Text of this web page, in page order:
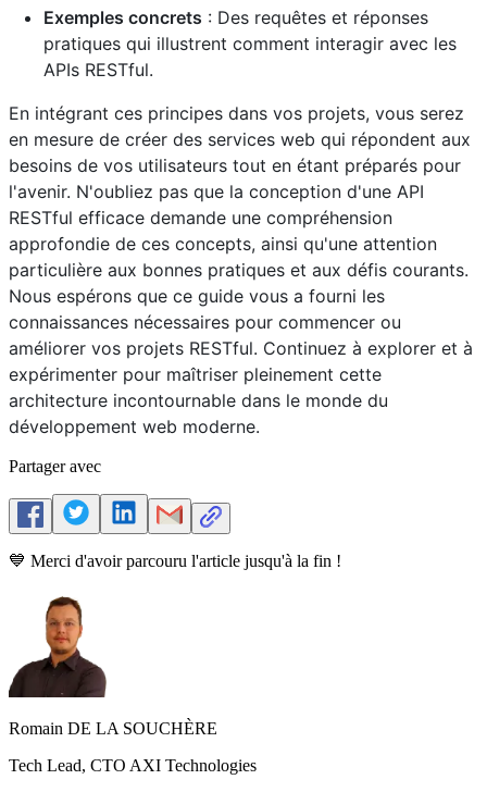
Exemples concrets : Des requêtes et réponses
pratiques qui illustrent comment interagir avec les
APIs RESTful.
En intégrant ces principes dans vos projets, vous serez
en mesure de créer des services web qui répondent aux
besoins de vos utilisateurs tout en étant préparés pour
l'avenir. N'oubliez pas que la conception d'une API
RESTful efficace demande une compréhension
approfondie de ces concepts, ainsi qu'une attention
particulière aux bonnes pratiques et aux défis courants.
Nous espérons que ce guide vous a fourni les
connaissances nécessaires pour commencer ou
améliorer vos projets RESTful. Continuez à explorer et à
expérimenter pour maîtriser pleinement cette
architecture incontournable dans le monde du
développement web moderne.
Partager avec
💙 Merci d'avoir parcouru l'article jusqu'à la fin !
Romain DE LA SOUCHÈRE
Tech Lead, CTO AXI Technologies